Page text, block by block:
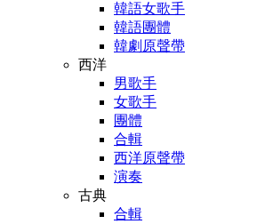
韓語女歌手
韓語團體
韓劇原聲帶
西洋
男歌手
女歌手
團體
合輯
西洋原聲帶
演奏
古典
合輯